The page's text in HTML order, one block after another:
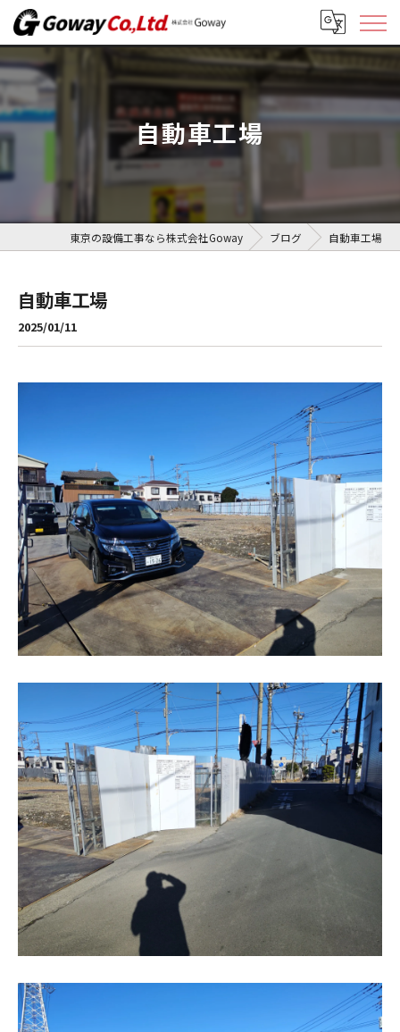
自動車工場
東京の設備工事なら株式会社Goway ブログ 自動車工場
自動車工場
2025/01/11